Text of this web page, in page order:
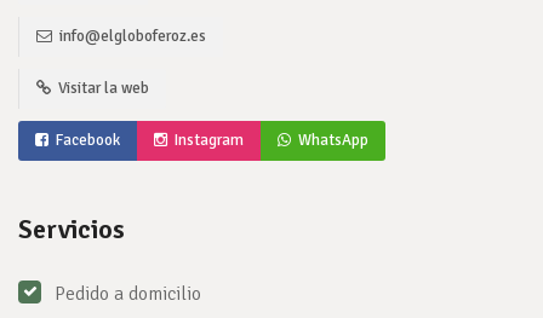
info@elgloboferoz.es
Visitar la web
Facebook Instagram WhatsApp
Servicios
Pedido a domicilio